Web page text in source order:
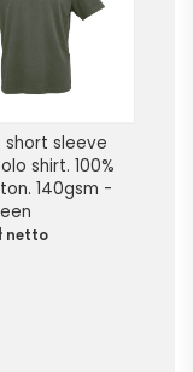
short sleeve
shirt. 100%
140gsm -
netto